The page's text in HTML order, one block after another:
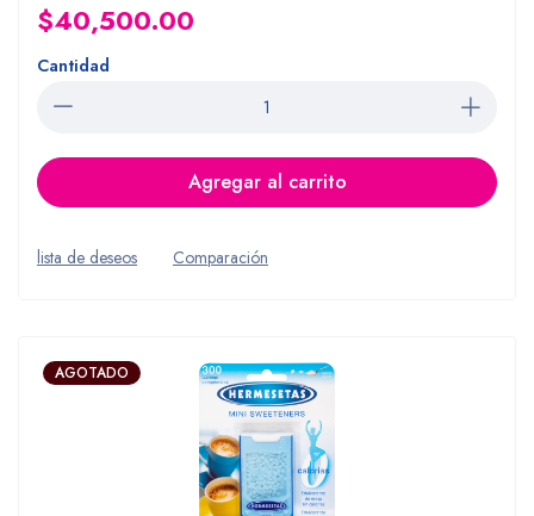
$40,500.00
Cantidad
Agregar al carrito
lista de deseos Comparación
AGOTADO